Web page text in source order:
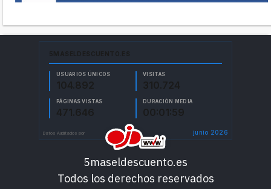
5maseldescuento.es
Todos los derechos reservados